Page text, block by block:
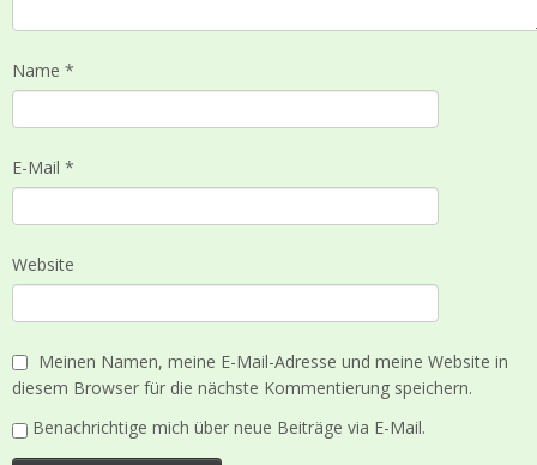
Name *
E-Mail *
Website
Meinen Namen, meine E-Mail-Adresse und meine Website in
diesem Browser für die nächste Kommentierung speichern.
Benachrichtige mich über neue Beiträge via E-Mail.